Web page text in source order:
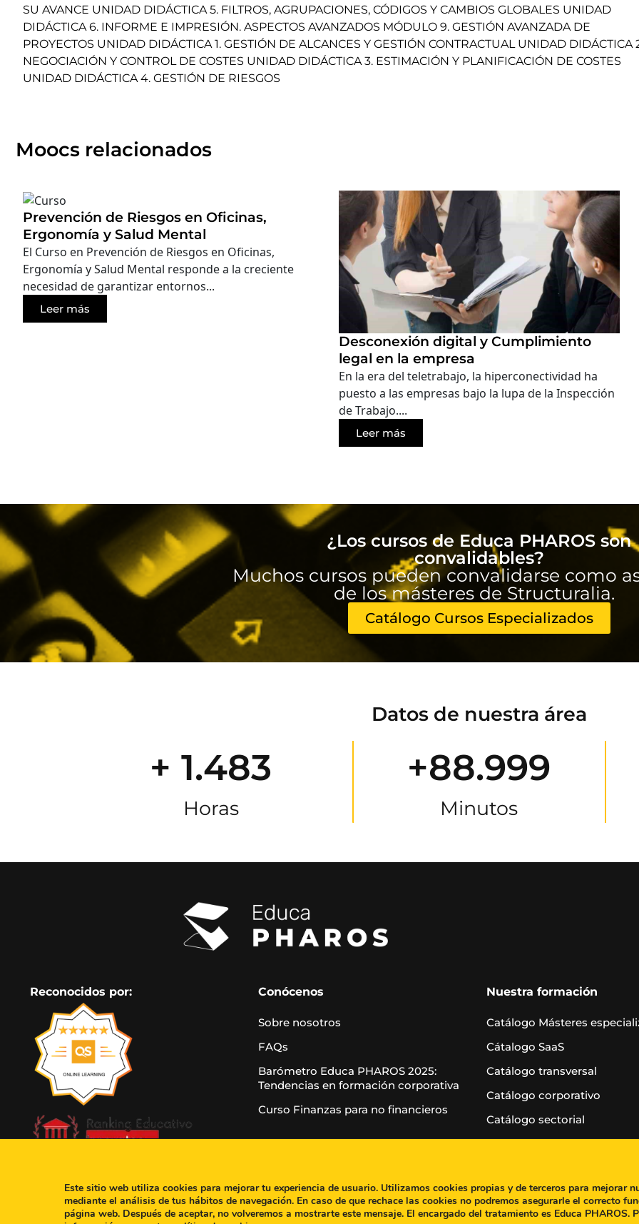
SU AVANCE UNIDAD DIDÁCTICA 5. FILTROS, AGRUPACIONES, CÓDIGOS Y CAMBIOS GLOBALES UNIDAD
DIDÁCTICA 6. INFORME E IMPRESIÓN. ASPECTOS AVANZADOS MÓDULO 9. GESTIÓN AVANZADA DE
PROYECTOS UNIDAD DIDÁCTICA 1. GESTIÓN DE ALCANCES Y GESTIÓN CONTRACTUAL UNIDAD DIDÁCTICA
NEGOCIACIÓN Y CONTROL DE COSTES UNIDAD DIDÁCTICA 3. ESTIMACIÓN Y PLANIFICACIÓN DE COSTES
UNIDAD DIDÁCTICA 4. GESTIÓN DE RIESGOS
Moocs relacionados
Prevención de Riesgos en Oficinas,
Ergonomía y Salud Mental
El Curso en Prevención de Riesgos en Oficinas,
Ergonomía y Salud Mental responde a la creciente
necesidad de garantizar entornos...
Leer más
Desconexión digital y Cumplimiento
legal en la empresa
En la era del teletrabajo, la hiperconectividad ha
puesto a las empresas bajo la lupa de la Inspección
de Trabajo....
Leer más
¿Los cursos de Educa PHAROS son
convalidables?
Muchos cursos pueden convalidarse como
de los másteres de Structuralia.
Catálogo Cursos Especializados
Datos de nuestra área
+ 1.483
Horas
+88.999
Minutos
Reconocidos por: Conócenos
Sobre nosotros
FAQs
Barómetro Educa PHAROS 2025:
Tendencias en formación corporativa
Curso Finanzas para no financieros
Nuestra formación
Catálogo Másteres
Cátalogo SaaS
Catálogo transversal
Catálogo corporativo
Catálogo sectorial
Casos de éxito
Este sitio web utiliza cookies para mejorar tu experiencia de usuario. Utilizamos cookies propias y de terceros para mejorar
mediante el análisis de tus hábitos de navegación. En caso de que rechace las cookies no podremos asegurarle el correcto
página web. Después de aceptar, no volveremos a mostrarte este mensaje. El encargado del tratamiento es Educa